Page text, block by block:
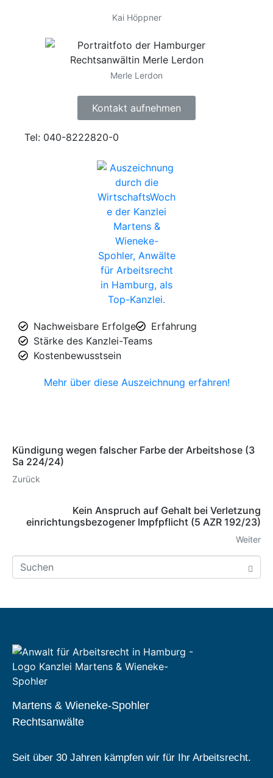
Kai Höppner
Merle Lerdon
Kontakt aufnehmen
Tel: 040-8222820-0
Nachweisbare Erfolge​
Erfahrung​
Stärke des Kanzlei-Teams​
Kostenbewusstsein​
Mehr über diese Auszeichnung erfahren!
Kündigung wegen falscher Farbe der Arbeitshose (3
Sa 224/24)
Zurück
Kein Anspruch auf Gehalt bei Verletzung
einrichtungsbezogener Impfpflicht (5 AZR 192/23)
Weiter
Martens & Wieneke-Spohler
Rechtsanwälte
Seit über 30 Jahren kämpfen wir für Ihr Arbeitsrecht.